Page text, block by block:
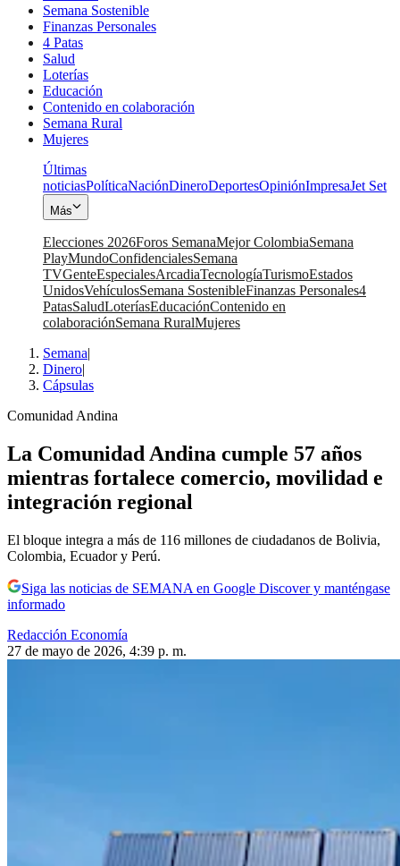
Semana Sostenible
Finanzas Personales
4 Patas
Salud
Loterías
Educación
Contenido en colaboración
Semana Rural
Mujeres
Últimas
noticiasPolíticaNaciónDineroDeportesOpiniónImpresaJet Set
Más
Elecciones 2026Foros SemanaMejor ColombiaSemana
PlayMundoConfidencialesSemana
TVGenteEspecialesArcadiaTecnologíaTurismoEstados
UnidosVehículosSemana SostenibleFinanzas Personales4
PatasSaludLoteríasEducaciónContenido en
colaboraciónSemana RuralMujeres
Semana|
Dinero|
Cápsulas
Comunidad Andina
La Comunidad Andina cumple 57 años
mientras fortalece comercio, movilidad e
integración regional
El bloque integra a más de 116 millones de ciudadanos de Bolivia,
Colombia, Ecuador y Perú.
Siga las noticias de SEMANA en Google Discover y manténgase
informado
Redacción Economía
27 de mayo de 2026, 4:39 p. m.